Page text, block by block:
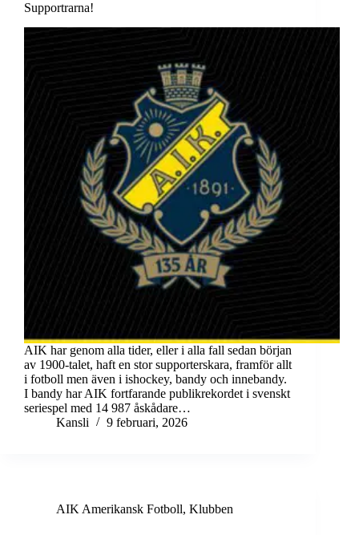
Supportrarna!
AIK har genom alla tider, eller i alla fall sedan början
av 1900-talet, haft en stor supporterskara, framför allt
i fotboll men även i ishockey, bandy och innebandy.
I bandy har AIK fortfarande publikrekordet i svenskt
seriespel med 14 987 åskådare…
Kansli
9 februari, 2026
AIK Amerikansk Fotboll, Klubben